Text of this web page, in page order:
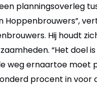
planningsoverleg
Hoppenbrouwers”,
Hij houdt
“Het doel
weg ernaartoe moet
procent in voor